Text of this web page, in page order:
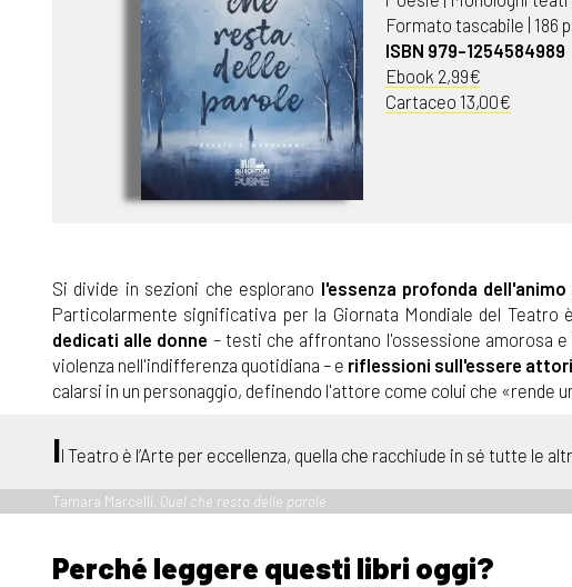
Formato tascabile | 186
ISBN 979-1254584989
Ebook 2,99€
Cartaceo 13,00€
Si divide in sezioni che esplorano l'essenza profonda dell'animo
Particolarmente significativa per la Giornata Mondiale del
dedicati alle donne – testi che affrontano l'ossessione amorosa
violenza nell'indifferenza quotidiana – e riflessioni sull'essere
calarsi in un personaggio, definendo l'attore come colui che «rende
Il Teatro è l’Arte per eccellenza, quella che racchiude in sé tutte le
Tamara Marcelli, Quel che resta delle parole
Perché leggere questi libri oggi?